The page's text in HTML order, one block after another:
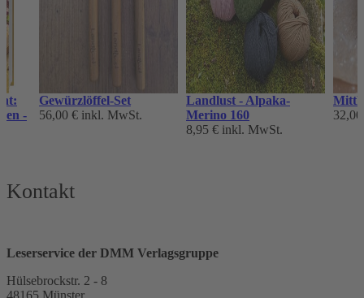
-
Gewürzlöffel-Set
56,00 € inkl. MwSt.
Landlust - Alpaka-
Merino 160
8,95 € inkl. MwSt.
Kontakt
Leserservice der DMM Verlagsgruppe
Hülsebrockstr. 2 - 8
48165 Münster